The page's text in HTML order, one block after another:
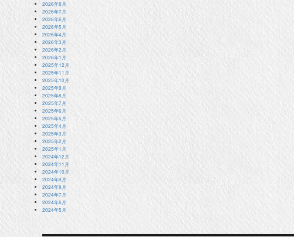
2026年8月
2026年7月
2026年6月
2026年5月
2026年4月
2026年3月
2026年2月
2026年1月
2025年12月
2025年11月
2025年10月
2025年9月
2025年8月
2025年7月
2025年6月
2025年5月
2025年4月
2025年3月
2025年2月
2025年1月
2024年12月
2024年11月
2024年10月
2024年9月
2024年8月
2024年7月
2024年6月
2024年5月